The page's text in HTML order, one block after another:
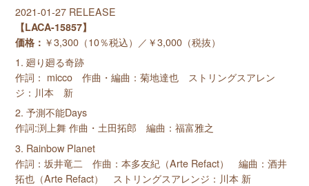
2021-01-27 RELEASE
【LACA-15857】
価格： ￥3,300（10％税込）／￥3,000（税抜）
1. 廻り廻る奇跡
作詞： micco 作曲・編曲：菊地達也 ストリングスアレン
ジ：川本 新
2. 予測不能Days
作詞:渕上舞 作曲・土田拓郎 編曲：福富雅之
3. Rainbow Planet
作詞：坂井竜二 作曲：本多友紀（Arte Refact） 編曲：酒井
拓也（Arte Refact） ストリングスアレンジ：川本 新